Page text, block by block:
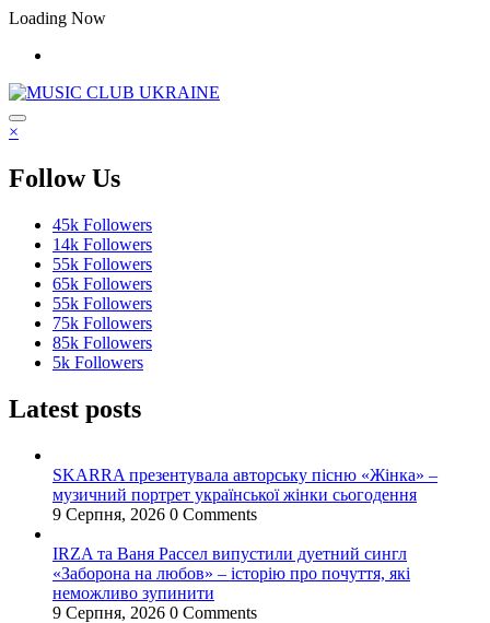
Перейти
контенту
Loading Now
×
Follow Us
45k Followers
14k Followers
55k Followers
65k Followers
55k Followers
75k Followers
85k Followers
5k Followers
Latest posts
SKARRA презентувала авторську пісню «Жінка» –
музичний портрет української жінки сьогодення
9 Серпня, 2026 0 Comments
IRZA та Ваня Рассел випустили дуетний сингл
«Заборона на любов» – історію про почуття, які
неможливо зупинити
9 Серпня, 2026 0 Comments